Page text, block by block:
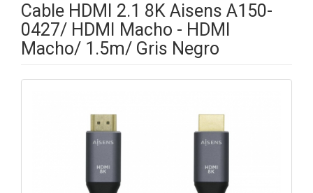
Cable HDMI 2.1 8K Aisens A150-
0427/ HDMI Macho - HDMI
Macho/ 1.5m/ Gris Negro